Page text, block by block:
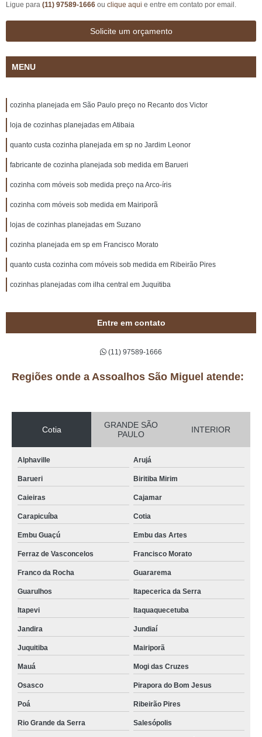
Ligue para (11) 97589-1666 ou clique aqui e entre em contato por email.
Solicite um orçamento
MENU
cozinha planejada em São Paulo preço no Recanto dos Victor
loja de cozinhas planejadas em Atibaia
quanto custa cozinha planejada em sp no Jardim Leonor
fabricante de cozinha planejada sob medida em Barueri
cozinha com móveis sob medida preço na Arco-íris
cozinha com móveis sob medida em Mairiporã
lojas de cozinhas planejadas em Suzano
cozinha planejada em sp em Francisco Morato
quanto custa cozinha com móveis sob medida em Ribeirão Pires
cozinhas planejadas com ilha central em Juquitiba
Entre em contato
(11) 97589-1666
Regiões onde a Assoalhos São Miguel atende:
Cotia
GRANDE SÃO
PAULO
INTERIOR
Alphaville Arujá
Barueri Biritiba Mirim
Caieiras Cajamar
Carapicuíba Cotia
Embu Guaçú Embu das Artes
Ferraz de Vasconcelos Francisco Morato
Franco da Rocha Guararema
Guarulhos Itapecerica da Serra
Itapevi Itaquaquecetuba
Jandira Jundiaí
Juquitiba Mairiporã
Mauá Mogi das Cruzes
Osasco Pirapora do Bom Jesus
Poá Ribeirão Pires
Rio Grande da Serra Salesópolis